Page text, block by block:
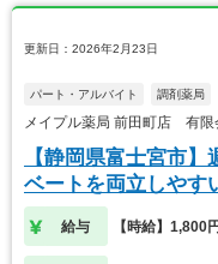
更新日：2026年2月23日
パート・アルバイト 調剤薬局
メイプル薬局 前田町店 有限
【静岡県富士宮市
ベートを両立しや
給与 【時給】1,800